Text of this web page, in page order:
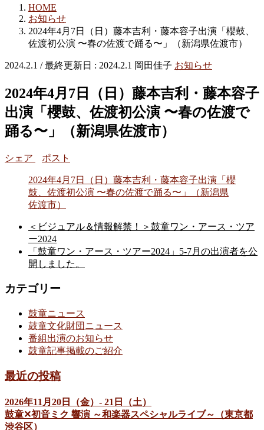
HOME
お知らせ
2024年4月7日（日）藤本吉利・藤本容子出演「櫻鼓、
佐渡初公演 〜春の佐渡で踊る〜」（新潟県佐渡市）
2024.2.1 / 最終更新日 : 2024.2.1 岡田佳子 お知らせ
2024年4月7日（日）藤本吉利・藤本容子
出演「櫻鼓、佐渡初公演 〜春の佐渡で
踊る〜」（新潟県佐渡市）
シェア ポスト
2024年4月7日（日）藤本吉利・藤本容子出演「櫻
鼓、佐渡初公演 〜春の佐渡で踊る〜」（新潟県
佐渡市）
＜ビジュアル＆情報解禁！＞鼓童ワン・アース・ツア
ー2024
「鼓童ワン・アース・ツアー2024」5-7月の出演者を公
開しました。
カテゴリー
鼓童ニュース
鼓童文化財団ニュース
番組出演のお知らせ
鼓童記事掲載のご紹介
最近の投稿
2026年11月20日（金）- 21日（土）
鼓童✕初音ミク 響演 ～和楽器スペシャルライブ～（東京都
渋谷区）